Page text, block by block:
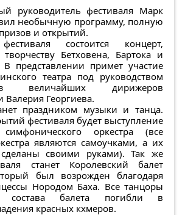
руководитель фестиваля Марк
необычную программу, полную
и открытий.
состоится концерт,
Бетховена, Бартока и
В представлении примет участие
театра под руководством
величайших дирижеров
Валерия Георгиева.
праздником музыки и танца.
фестиваля будет выступление
симфонического оркестра (все
являются самоучками, а их
своими руками). Так же
станет Королевский балет
был возрожден благодаря
Нородом Баха. Все танцоры
состава балета погибли в
красных кхмеров.